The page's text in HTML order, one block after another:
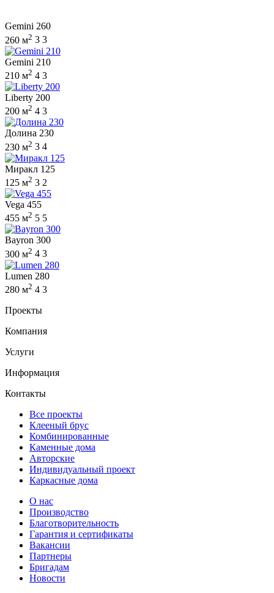
Gemini 260
260 м2 3 3
Gemini 210
210 м2 4 3
Liberty 200
200 м2 4 3
Долина 230
230 м2 3 4
Миракл 125
125 м2 3 2
Vega 455
455 м2 5 5
Bayron 300
300 м2 4 3
Lumen 280
280 м2 4 3
Проекты
Компания
Услуги
Информация
Контакты
Все проекты
Клееный брус
Комбинированные
Каменные дома
Авторские
Индивидуальный проект
Каркасные дома
О нас
Производство
Благотворительность
Гарантия и сертификаты
Вакансии
Партнеры
Бригадам
Новости